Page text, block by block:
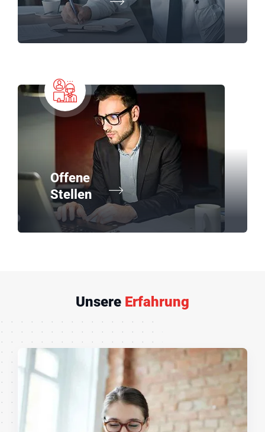
Offene
Stellen
Unsere Erfahrung